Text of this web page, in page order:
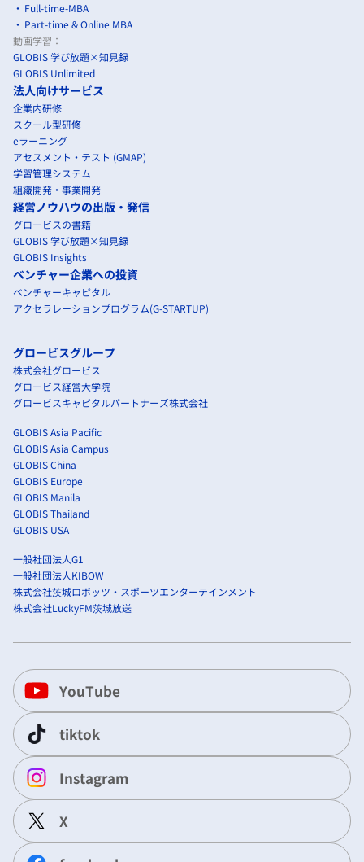
Full-time-MBA
Part-time & Online MBA
動画学習：
GLOBIS 学び放題×知見録
GLOBIS Unlimited
法人向けサービス
企業内研修
スクール型研修
eラーニング
アセスメント・テスト (GMAP)
学習管理システム
組織開発・事業開発
経営ノウハウの出版・発信
グロービスの書籍
GLOBIS 学び放題×知見録
GLOBIS Insights
ベンチャー企業への投資
ベンチャーキャピタル
アクセラレーションプログラム(G-STARTUP)
グロービスグループ
株式会社グロービス
グロービス経営大学院
グロービスキャピタルパートナーズ株式会社
GLOBIS Asia Pacific
GLOBIS Asia Campus
GLOBIS China
GLOBIS Europe
GLOBIS Manila
GLOBIS Thailand
GLOBIS USA
一般社団法人G1
一般社団法人KIBOW
株式会社茨城ロボッツ・スポーツエンターテインメント
株式会社LuckyFM茨城放送
YouTube
tiktok
Instagram
X